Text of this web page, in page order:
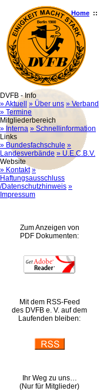
Home ::
DVFB - Info
» Aktuell
» Über uns » Verband
» Termine
Mitgliederbereich
» Interna » Schnellinformation
Links
» Bundesfachschule »
Landesverbände » U.E.C.B.V.
Website
» Kontakt »
Haftungsausschluss
/Datenschutzhinweis »
Impressum
Zum Anzeigen von
PDF Dokumenten:
Mit dem RSS-Feed
des DVFB e. V. auf dem
Laufenden bleiben:
Ihr Weg zu uns…
(Nur für Mitglieder)